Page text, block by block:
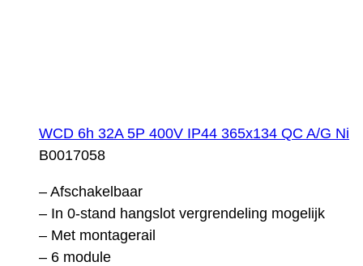
WCD 6h 32A 5P 400V IP44 365x134 QC A/G Ni
B0017058
– Afschakelbaar
– In 0-stand hangslot vergrendeling mogelijk
– Met montagerail
– 6 module